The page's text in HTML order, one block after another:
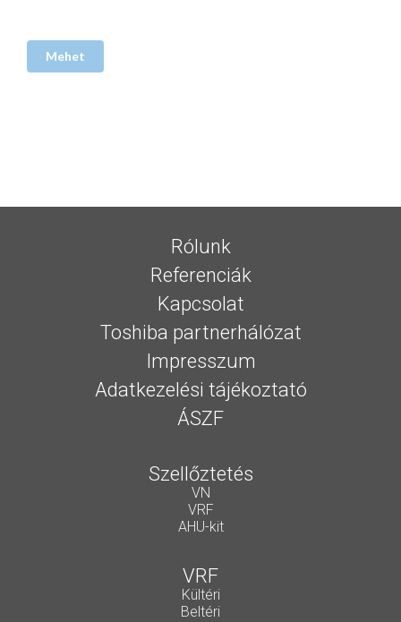
Rólunk
Referenciák
Kapcsolat
Toshiba partnerhálózat
Impresszum
Adatkezelési tájékoztató
ÁSZF
Szellőztetés
VN
VRF
AHU-kit
VRF
Kültéri
Beltéri